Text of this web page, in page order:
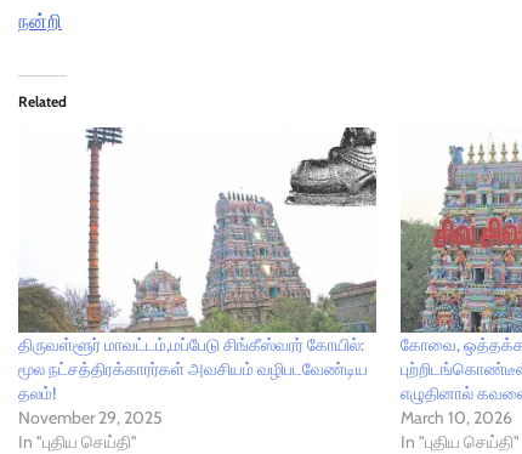
நன்றி
Related
திருவள்ளூர் மாவட்டம்,மப்பேடு சிங்கீஸ்வரர் கோயில்:
மூல நட்சத்திரக்காரர்கள் அவசியம் வழிபடவேண்டிய
தலம்!
November 29, 2025
In "புதிய செய்தி"
கோவை,
எழுதினால்
March 10, 2026
In "புதிய செய்தி"